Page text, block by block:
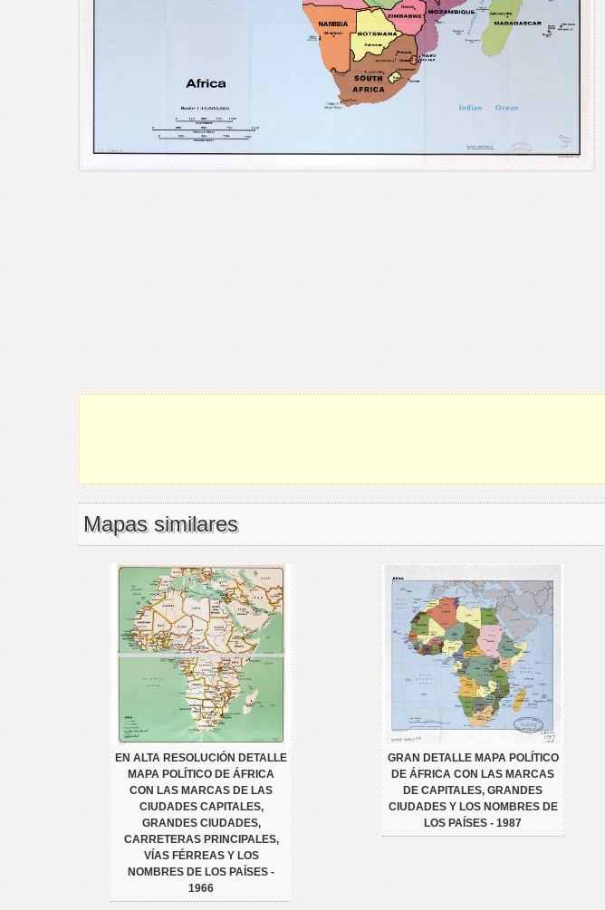
Mapas similares
EN ALTA RESOLUCIÓN DETALLE
MAPA POLÍTICO DE ÁFRICA
CON LAS MARCAS DE LAS
CIUDADES CAPITALES,
GRANDES CIUDADES,
CARRETERAS PRINCIPALES,
VÍAS FÉRREAS Y LOS
NOMBRES DE LOS PAÍSES -
1966
GRAN DETALLE MAPA POLÍTICO
DE ÁFRICA CON LAS MARCAS
DE CAPITALES, GRANDES
CIUDADES Y LOS NOMBRES DE
LOS PAÍSES - 1987